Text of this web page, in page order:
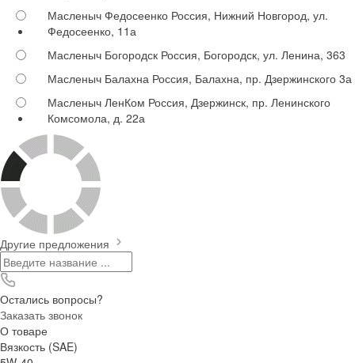
Масленыч Федосеенко Россия, Нижний Новгород, ул.
Федосеенко, 11а
Масленыч Богородск Россия, Богородск, ул. Ленина, 363
Масленыч Балахна Россия, Балахна, пр. Дзержинского 3а
Масленыч ЛенКом Россия, Дзержинск, пр. Ленинского
Комсомола, д. 22а
Другие предложения
Остались вопросы?
Заказать звонок
О товаре
Вязкость (SAE)